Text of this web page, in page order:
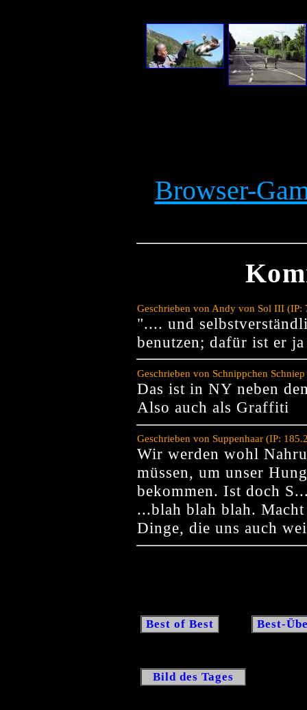
Browser-
Geschrieben von Andy von Sol III
".... und
benutzen; dafür ist er
Geschrieben von Schnippchen
Das ist in NY neben
Also auch als Graffiti
Geschrieben von Suppenhaar (IP:
Wir werden wohl
müssen, um unser
bekommen. Ist doch
...blah blah blah.
Dinge, die uns auch
Best of Best Best-
Bild des Tages